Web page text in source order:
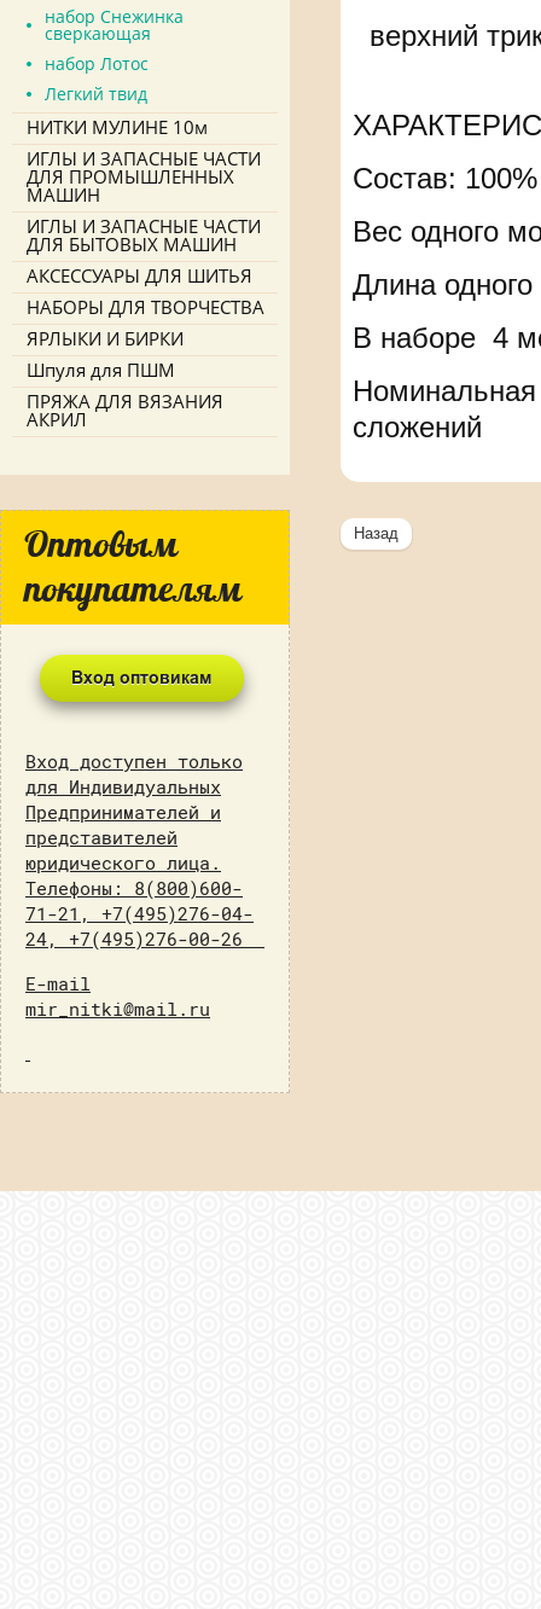
верхний
Состав:
Вес одного
Длина
В наборе 4
Номинальная
сложений
Назад
набор Снежинка
сверкающая
набор Лотос
Легкий твид
НИТКИ МУЛИНЕ 10м
ИГЛЫ И ЗАПАСНЫЕ ЧАСТИ
ДЛЯ ПРОМЫШЛЕННЫХ
МАШИН
ИГЛЫ И ЗАПАСНЫЕ ЧАСТИ
ДЛЯ БЫТОВЫХ МАШИН
АКСЕССУАРЫ ДЛЯ ШИТЬЯ
НАБОРЫ ДЛЯ ТВОРЧЕСТВА
ЯРЛЫКИ И БИРКИ
Шпуля для ПШМ
ПРЯЖА ДЛЯ ВЯЗАНИЯ
АКРИЛ
Оптовым
покупателям
Вход доступен только
для Индивидуальных
Предпринимателей и
представителей
юридического лица.
Телефоны: 8(800)600-
71-21, +7(495)276-04-
24, +7(495)276-00-26
E-mail
mir_nitki@mail.ru